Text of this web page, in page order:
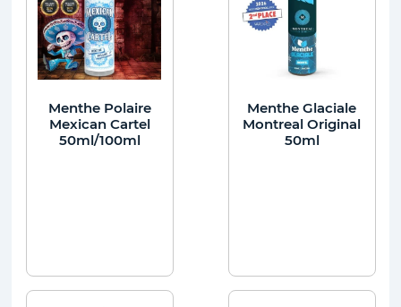
Menthe Polaire
Mexican Cartel
50ml/100ml
Menthe Glaciale
Montreal Original
50ml